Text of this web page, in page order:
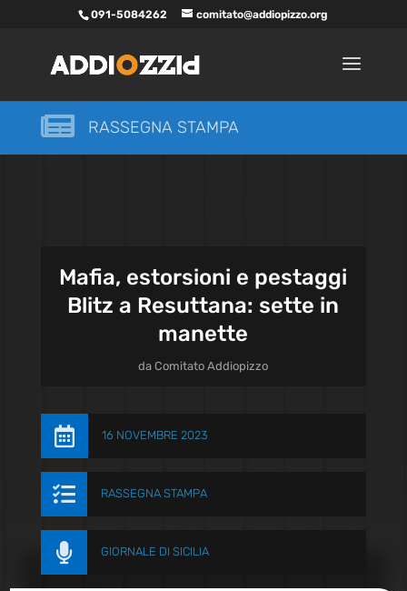
091-5084262 comitato@addiopizzo.org
 RASSEGNA STAMPA
Mafia, estorsioni e pestaggi
Blitz a Resuttana: sette in
manette
daComitato Addiopizzo
 16 NOVEMBRE 2023
 RASSEGNA STAMPA
 GIORNALE DI SICILIA